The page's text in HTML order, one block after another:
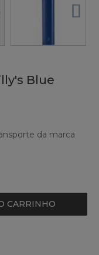
Blue
da marca
CARRINHO